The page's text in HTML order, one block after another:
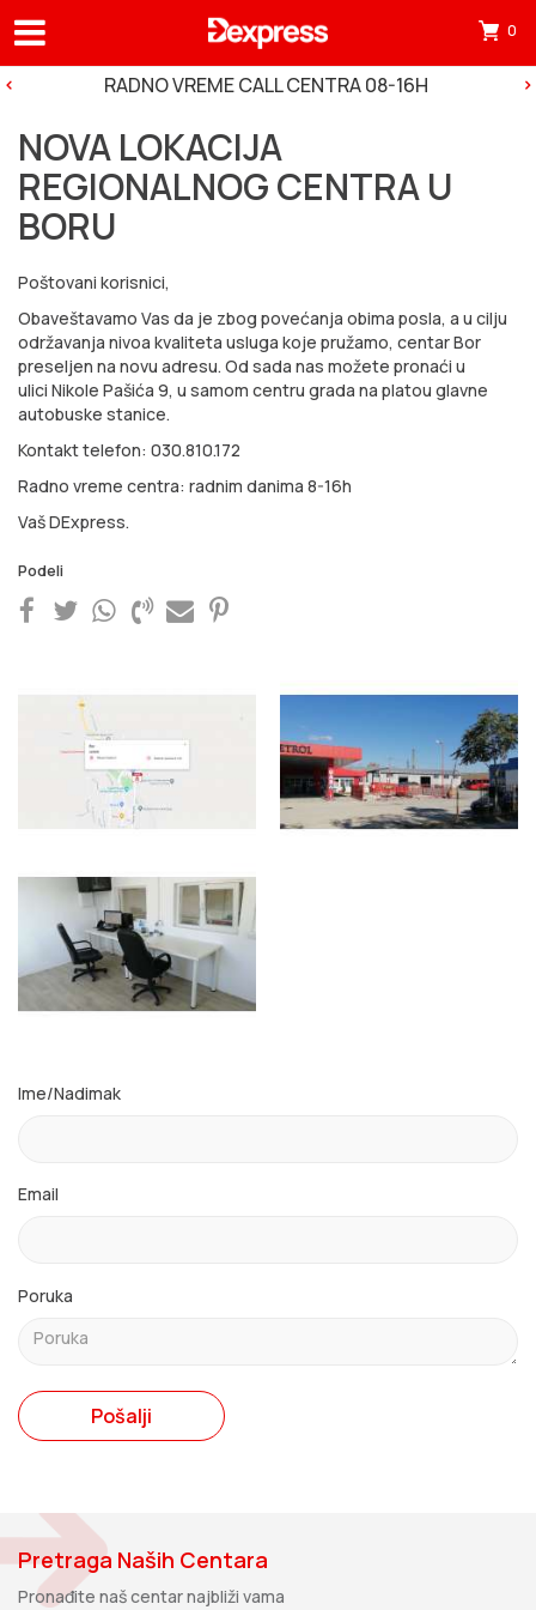
mini
0
RADNO VREME CALL CENTRA 08-16H
NOVA LOKACIJA
REGIONALNOG CENTRA U
BORU
Poštovani korisnici,
Obaveštavamo Vas da je zbog povećanja obima posla, a u cilju
održavanja nivoa kvaliteta usluga koje pružamo, centar Bor
preseljen na novu adresu. Od sada nas možete pronaći u
ulici Nikole Pašića 9, u samom centru grada na platou glavne
autobuske stanice.
Kontakt telefon: 030.810.172
Radno vreme centra: radnim danima 8-16h
Vaš DExpress.
Podeli
Ime/Nadimak
Email
Poruka
Pošalji
Pretraga Naših Centara
Pronađite naš centar najbliži vama